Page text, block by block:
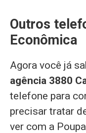
Outros
Econômica
Agora você já
agência 3880
telefone para
precisar tratar
ver com a